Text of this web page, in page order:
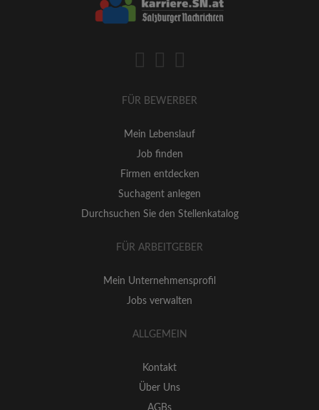
FÜR BEWERBER
Mein Lebenslauf
Job finden
Firmen entdecken
Suchagent anlegen
Durchsuchen Sie den Stellenkatalog
FÜR ARBEITGEBER
Mein Unternehmensprofil
Jobs verwalten
ALLGEMEIN
Kontakt
Über Uns
AGBs